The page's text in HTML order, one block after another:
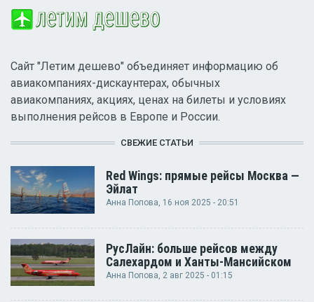
Сайт "Летим дешево" объединяет информацию об
авиакомпаниях-дискаунтерах, обычных
авиакомпаниях, акциях, ценах на билеты и условиях
выполнения рейсов в Европе и России.
СВЕЖИЕ СТАТЬИ
Red Wings: прямые рейсы Москва —
Эйлат
Анна Попова, 16 ноя 2025 - 20:51
РусЛайн: больше рейсов между
Салехардом и Ханты-Мансийском
Анна Попова , 2 авг 2025 - 01:15